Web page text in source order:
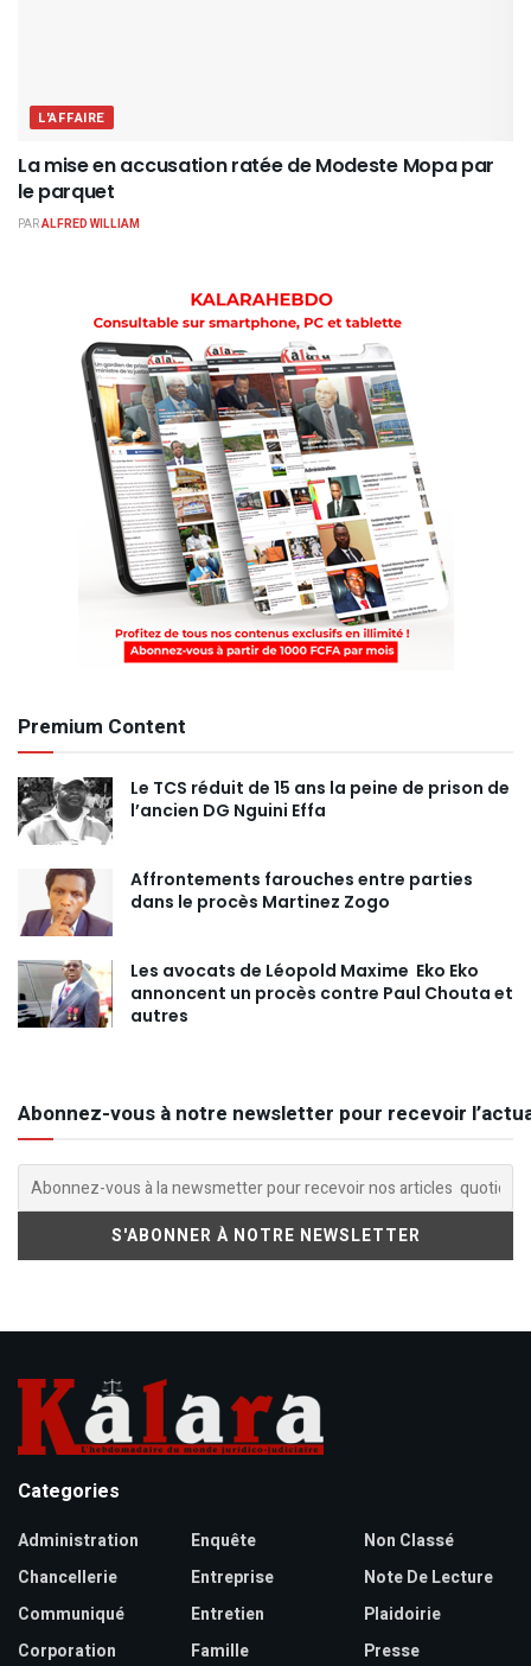
L'AFFAIRE
La mise en accusation ratée de Modeste Mopa par
le parquet
PARALFRED WILLIAM
Premium Content
Le TCS réduit de 15 ans la peine de prison de
l’ancien DG Nguini Effa
Affrontements farouches entre parties
dans le procès Martinez Zogo
Les avocats de Léopold Maxime Eko Eko
annoncent un procès contre Paul Chouta et
autres
Abonnez-vous à notre newsletter pour recevoir
Categories
Administration
Chancellerie
Communiqué
Corporation
Enquête
Entreprise
Entretien
Famille
Non Classé
Note De Lecture
Plaidoirie
Presse